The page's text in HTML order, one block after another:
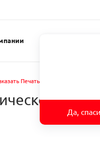
Печать на керамической
Да,